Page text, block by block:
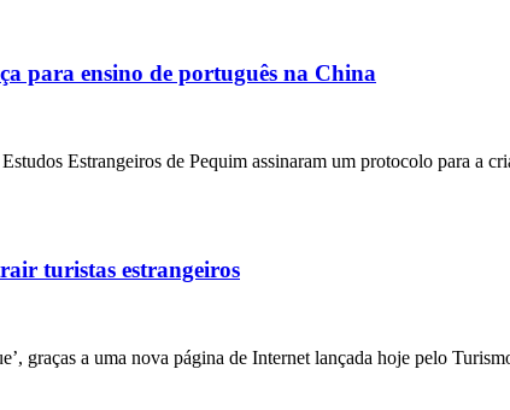
para ensino de português na China
Estrangeiros de Pequim assinaram um protocolo para a
turistas estrangeiros
graças a uma nova página de Internet lançada hoje pelo